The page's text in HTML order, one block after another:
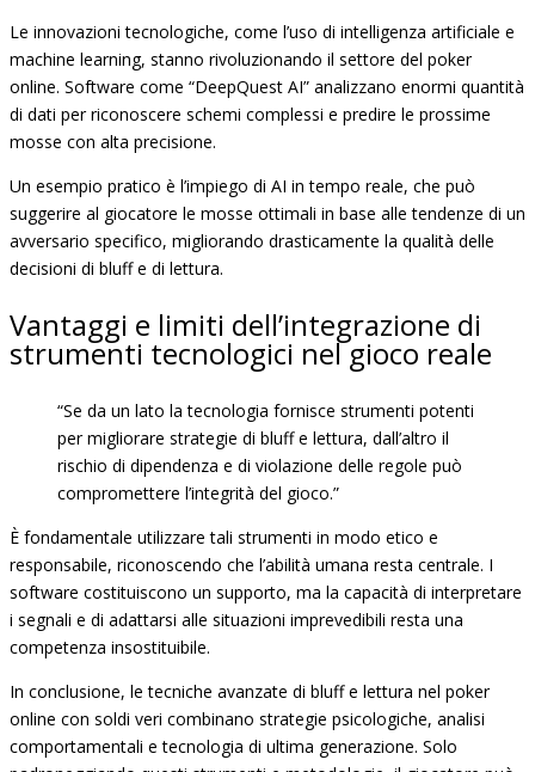
Le innovazioni tecnologiche, come l’uso di intelligenza artificiale e
machine learning, stanno rivoluzionando il settore del poker
online. Software come “DeepQuest AI” analizzano enormi quantità
di dati per riconoscere schemi complessi e predire le prossime
mosse con alta precisione.
Un esempio pratico è l’impiego di AI in tempo reale, che può
suggerire al giocatore le mosse ottimali in base alle tendenze di un
avversario specifico, migliorando drasticamente la qualità delle
decisioni di bluff e di lettura.
Vantaggi e limiti dell’integrazione di
strumenti tecnologici nel gioco reale
“Se da un lato la tecnologia fornisce strumenti potenti
per migliorare strategie di bluff e lettura, dall’altro il
rischio di dipendenza e di violazione delle regole può
compromettere l’integrità del gioco.”
È fondamentale utilizzare tali strumenti in modo etico e
responsabile, riconoscendo che l’abilità umana resta centrale. I
software costituiscono un supporto, ma la capacità di interpretare
i segnali e di adattarsi alle situazioni imprevedibili resta una
competenza insostituibile.
In conclusione, le tecniche avanzate di bluff e lettura nel poker
online con soldi veri combinano strategie psicologiche, analisi
comportamentali e tecnologia di ultima generazione. Solo